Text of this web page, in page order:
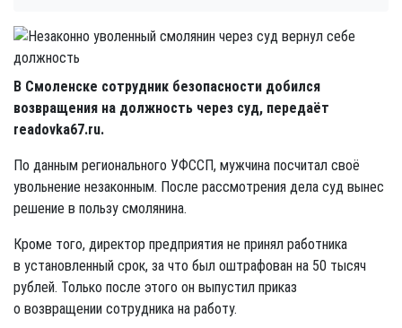
В Смоленске сотрудник безопасности добился
возвращения на должность через суд, передаёт
readovka67.ru.
По данным регионального УФССП, мужчина посчитал своё
увольнение незаконным. После рассмотрения дела суд вынес
решение в пользу смолянина.
Кроме того, директор предприятия не принял работника
в установленный срок, за что был оштрафован на 50 тысяч
рублей. Только после этого он выпустил приказ
о возвращении сотрудника на работу.